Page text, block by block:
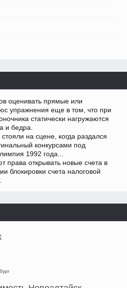
оценивать прямые или
упражнения еще в том, что при
статически нагружаются
и бедра.
на сцене, когда раздался
конкурсами под
1992 года...
права открывать новые счета в
блокировки счета налоговой